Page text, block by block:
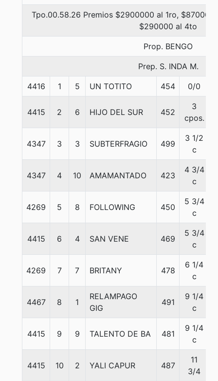
Tpo.00.58.26 Premios $2900000 al 1ro,
$290000 al 4to
Prop. BENGO
Prep. S. INDA M.
4416 1 5 UN TOTITO 454 0/0
4415 2 6 HIJO DEL SUR 452
3
cpos.
4347 3 3 SUBTERFRAGIO 499
3 1/2
c
4347 4 10 AMAMANTADO 423
4 3/4
c
4269 5 8 FOLLOWING 450
5 3/4
c
4415 6 4 SAN VENE 469
5 3/4
c
4269 7 7 BRITANY 478
6 1/4
c
4467 8 1
RELAMPAGO
GIG
491
9 1/4
c
4415 9 9 TALENTO DE BA 481
9 1/4
c
4415 10 2 YALI CAPUR 487
11
3/4